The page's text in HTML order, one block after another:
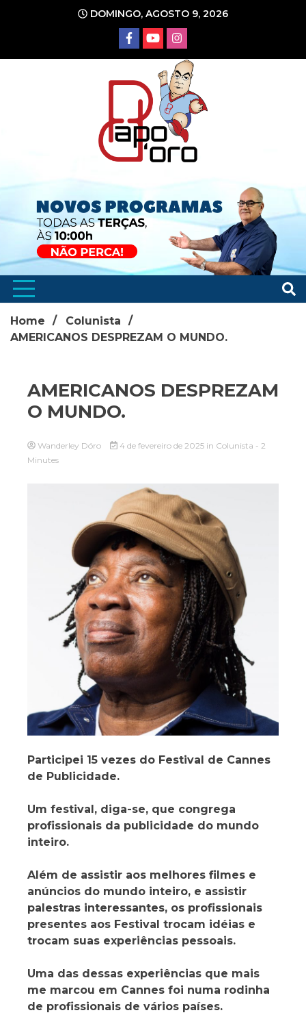
conteúdo
DOMINGO, AGOSTO 9, 2026
Home
Colunista
AMERICANOS DESPREZAM O MUNDO.
AMERICANOS DESPREZAM
O MUNDO.
Wanderley Dóro 4 de fevereiro de 2025 in Colunista - 2
Minutes
Participei 15 vezes do Festival de Cannes
de Publicidade.
Um festival, diga-se, que congrega
profissionais da publicidade do mundo
inteiro.
Além de assistir aos melhores filmes e
anúncios do mundo inteiro, e assistir
palestras interessantes, os profissionais
presentes aos Festival trocam idéias e
trocam suas experiências pessoais.
Uma das dessas experiências que mais
me marcou em Cannes foi numa rodinha
de profissionais de vários países.